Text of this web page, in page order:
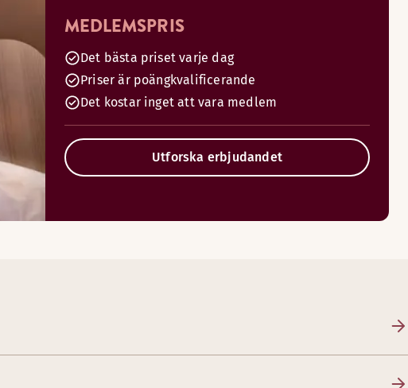
MEDLEMSPRIS
Det bästa priset varje dag
Priser är poängkvalificerande
Det kostar inget att vara medlem
Utforska erbjudandet